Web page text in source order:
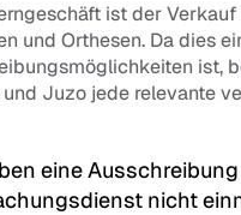
ist der
und Orthesen. Da dies
ist,
Juzo jede relevante
eine
nicht